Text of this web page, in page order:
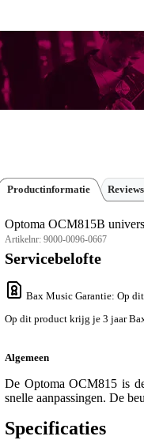
Productinformatie Reviews
Optoma OCM815B
Artikelnr: 9000-0096-0667
Servicebelofte
Bax Music Garantie: Op
Op dit product krijg je 3 jaar
Algemeen
De Optoma OCM815 is
snelle aanpassingen. De
Specificaties